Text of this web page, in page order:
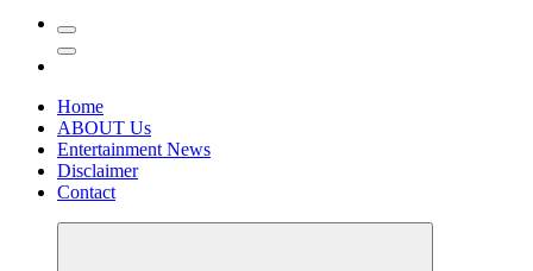
Home
ABOUT Us
Entertainment News
Disclaimer
Contact